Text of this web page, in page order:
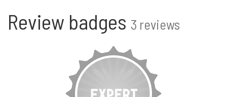
Review badges 3 reviews